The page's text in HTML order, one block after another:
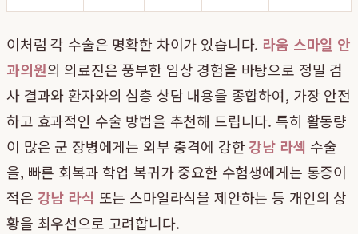
이처럼 각 수술은 명확한 차이가 있습니다. 라움 스마일 안
과의원의 의료진은 풍부한 임상 경험을 바탕으로 정밀 검
사 결과와 환자와의 심층 상담 내용을 종합하여, 가장 안전
하고 효과적인 수술 방법을 추천해 드립니다. 특히 활동량
이 많은 군 장병에게는 외부 충격에 강한 강남 라섹 수술
을, 빠른 회복과 학업 복귀가 중요한 수험생에게는 통증이
적은 강남 라식 또는 스마일라식을 제안하는 등 개인의 상
황을 최우선으로 고려합니다.